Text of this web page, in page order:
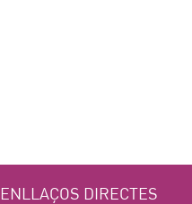
ENLLAÇOS DIRECTES